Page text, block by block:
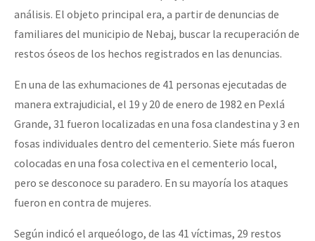
análisis. El objeto principal era, a partir de denuncias de
familiares del municipio de Nebaj, buscar la recuperación de
restos óseos de los hechos registrados en las denuncias.
En una de las exhumaciones de 41 personas ejecutadas de
manera extrajudicial, el 19 y 20 de enero de 1982 en Pexlá
Grande, 31 fueron localizadas en una fosa clandestina y 3 en
fosas individuales dentro del cementerio. Siete más fueron
colocadas en una fosa colectiva en el cementerio local,
pero se desconoce su paradero. En su mayoría los ataques
fueron en contra de mujeres.
Según indicó el arqueólogo, de las 41 víctimas, 29 restos